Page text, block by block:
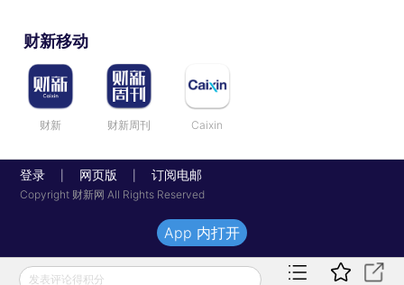
财新移动
财新 财新周刊 Caixin
登录 网页版 订阅电邮
Copyright 财新网 All Rights Reserved
发表评论得积分
App 内打开